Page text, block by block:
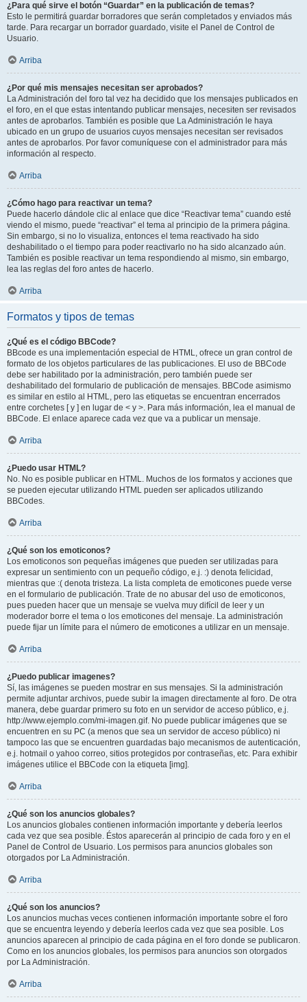
¿Para qué sirve el botón “Guardar” en la publicación de temas?
Esto le permitirá guardar borradores que serán completados y enviados más
tarde. Para recargar un borrador guardado, visite el Panel de Control de
Usuario.
Arriba
¿Por qué mis mensajes necesitan ser aprobados?
La Administración del foro tal vez ha decidido que los mensajes publicados en
el foro, en el que estas intentando publicar mensajes, necesiten ser revisados
antes de aprobarlos. También es posible que La Administración le haya
ubicado en un grupo de usuarios cuyos mensajes necesitan ser revisados
antes de aprobarlos. Por favor comuníquese con el administrador para más
información al respecto.
Arriba
¿Cómo hago para reactivar un tema?
Puede hacerlo dándole clic al enlace que dice “Reactivar tema” cuando esté
viendo el mismo, puede “reactivar” el tema al principio de la primera página.
Sin embargo, si no lo visualiza, entonces el tema reactivado ha sido
deshabilitado o el tiempo para poder reactivarlo no ha sido alcanzado aún.
También es posible reactivar un tema respondiendo al mismo, sin embargo,
lea las reglas del foro antes de hacerlo.
Arriba
Formatos y tipos de temas
¿Qué es el código BBCode?
BBcode es una implementación especial de HTML, ofrece un gran control de
formato de los objetos particulares de las publicaciones. El uso de BBCode
debe ser habilitado por la administración, pero también puede ser
deshabilitado del formulario de publicación de mensajes. BBCode asimismo
es similar en estilo al HTML, pero las etiquetas se encuentran encerrados
entre corchetes [ y ] en lugar de < y >. Para más información, lea el manual de
BBCode. El enlace aparece cada vez que va a publicar un mensaje.
Arriba
¿Puedo usar HTML?
No. No es posible publicar en HTML. Muchos de los formatos y acciones que
se pueden ejecutar utilizando HTML pueden ser aplicados utilizando
BBCodes.
Arriba
¿Qué son los emoticonos?
Los emoticonos son pequeñas imágenes que pueden ser utilizadas para
expresar un sentimiento con un pequeño código, e.j. :) denota felicidad,
mientras que :( denota tristeza. La lista completa de emoticones puede verse
en el formulario de publicación. Trate de no abusar del uso de emoticonos,
pues pueden hacer que un mensaje se vuelva muy difícil de leer y un
moderador borre el tema o los emoticones del mensaje. La administración
puede fijar un límite para el número de emoticones a utilizar en un mensaje.
Arriba
¿Puedo publicar imagenes?
Sí, las imágenes se pueden mostrar en sus mensajes. Si la administración
permite adjuntar archivos, puede subir la imagen directamente al foro. De otra
manera, debe guardar primero su foto en un servidor de acceso público, e.j.
http://www.ejemplo.com/mi-imagen.gif. No puede publicar imágenes que se
encuentren en su PC (a menos que sea un servidor de acceso público) ni
tampoco las que se encuentren guardadas bajo mecanismos de autenticación,
e.j. hotmail o yahoo correo, sitios protegidos por contraseñas, etc. Para exhibir
imágenes utilice el BBCode con la etiqueta [img].
Arriba
¿Qué son los anuncios globales?
Los anuncios globales contienen información importante y debería leerlos
cada vez que sea posible. Éstos aparecerán al principio de cada foro y en el
Panel de Control de Usuario. Los permisos para anuncios globales son
otorgados por La Administración.
Arriba
¿Qué son los anuncios?
Los anuncios muchas veces contienen información importante sobre el foro
que se encuentra leyendo y debería leerlos cada vez que sea posible. Los
anuncios aparecen al principio de cada página en el foro donde se publicaron.
Como en los anuncios globales, los permisos para anuncios son otorgados
por La Administración.
Arriba